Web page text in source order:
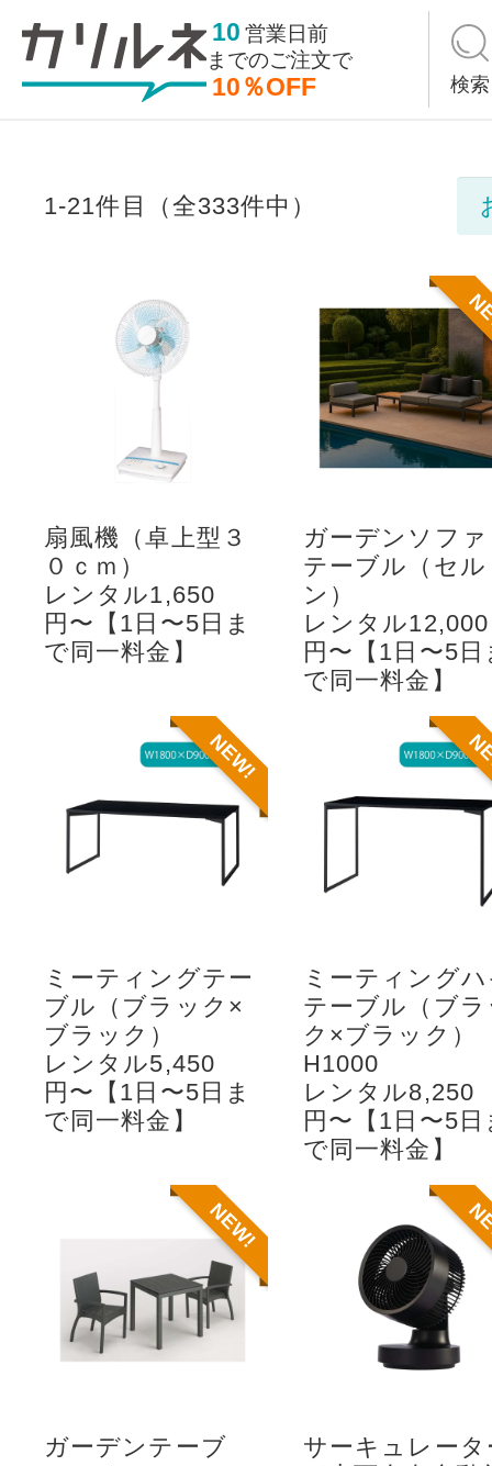
10 営業日前
までのご注文で
10％OFF 検索
1-21件目（全333件中）
扇風機（卓上型３
０ｃｍ）
レンタル1,650
円〜【1日〜5日ま
で同一料金】
ガーデンソファ
テーブル（セル
ン）
レンタル12,000
円〜【1日〜5日
で同一料金】
ミーティングテー
ブル（ブラック×
ブラック）
レンタル5,450
円〜【1日〜5日ま
で同一料金】
NEW!
ミーティング
テーブル（ブラ
ク×ブラック）
H1000
レンタル8,250
円〜【1日〜5日
で同一料金】
ガーデンテーブ
NEW!
サーキュレータ